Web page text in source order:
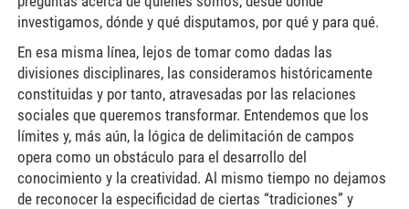
investigamos, dónde y qué disputamos, por qué y para qué.
En esa misma línea, lejos de tomar como dadas las
divisiones disciplinares, las consideramos históricamente
constituidas y por tanto, atravesadas por las relaciones
sociales que queremos transformar. Entendemos que los
límites y, más aún, la lógica de delimitación de campos
opera como un obstáculo para el desarrollo del
conocimiento y la creatividad. Al mismo tiempo no dejamos
de reconocer la especificidad de ciertas “tradiciones” y